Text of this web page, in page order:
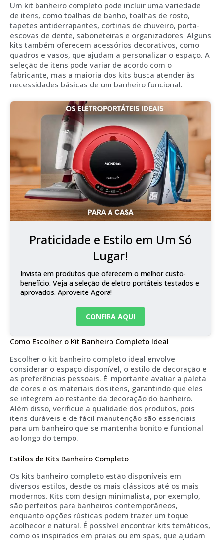
Um kit banheiro completo pode incluir uma variedade
de itens, como toalhas de banho, toalhas de rosto,
tapetes antiderrapantes, cortinas de chuveiro, porta-
escovas de dente, saboneteiras e organizadores. Alguns
kits também oferecem acessórios decorativos, como
quadros e vasos, que ajudam a personalizar o espaço. A
seleção de itens pode variar de acordo com o
fabricante, mas a maioria dos kits busca atender às
necessidades básicas de um banheiro funcional.
Praticidade e Estilo em Um Só
Lugar!
Invista em produtos que oferecem o melhor custo-
benefício. Veja a seleção de eletro portáteis testados e
aprovados. Aproveite Agora!
CONFIRA AQUI
Como Escolher o Kit Banheiro Completo Ideal
Escolher o kit banheiro completo ideal envolve
considerar o espaço disponível, o estilo de decoração e
as preferências pessoais. É importante avaliar a paleta
de cores e os materiais dos itens, garantindo que eles
se integrem ao restante da decoração do banheiro.
Além disso, verifique a qualidade dos produtos, pois
itens duráveis e de fácil manutenção são essenciais
para um banheiro que se mantenha bonito e funcional
ao longo do tempo.
Estilos de Kits Banheiro Completo
Os kits banheiro completo estão disponíveis em
diversos estilos, desde os mais clássicos até os mais
modernos. Kits com design minimalista, por exemplo,
são perfeitos para banheiros contemporâneos,
enquanto opções rústicas podem trazer um toque
acolhedor e natural. É possível encontrar kits temáticos,
como os inspirados em praias ou em spas, que ajudam